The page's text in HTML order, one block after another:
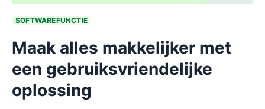
SOFTWAREFUNCTIE
Maak alles makkelijker met
een gebruiksvriendelijke
oplossing